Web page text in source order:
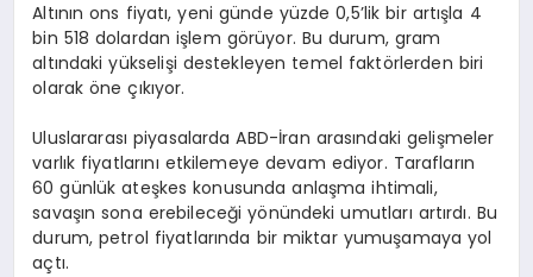
Altının ons fiyatı, yeni günde yüzde 0,5’lik bir artışla 4
bin 518 dolardan işlem görüyor. Bu durum, gram
altındaki yükselişi destekleyen temel faktörlerden biri
olarak öne çıkıyor.
Uluslararası piyasalarda ABD-İran arasındaki gelişmeler
varlık fiyatlarını etkilemeye devam ediyor. Tarafların
60 günlük ateşkes konusunda anlaşma ihtimali,
savaşın sona erebileceği yönündeki umutları artırdı. Bu
durum, petrol fiyatlarında bir miktar yumuşamaya yol
açtı.